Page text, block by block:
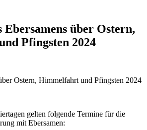
Ebersamens über Ostern,
Pfingsten 2024
Ostern, Himmelfahrt und Pfingsten 2024
gelten folgende Termine für die
mit Ebersamen: